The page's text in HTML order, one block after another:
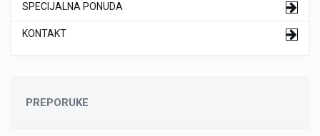
SPECIJALNA PONUDA
KONTAKT
PREPORUKE